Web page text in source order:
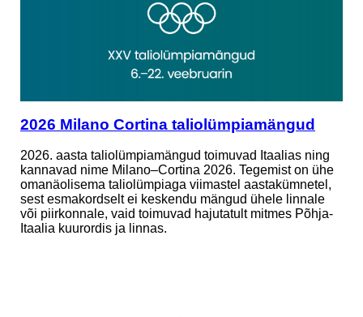
2026 Milano Cortina taliolümpiamängud
2026. aasta taliolümpiamängud toimuvad Itaalias ning
kannavad nime Milano–Cortina 2026. Tegemist on ühe
omanäolisema taliolümpiaga viimastel aastakümnetel,
sest esmakordselt ei keskendu mängud ühele linnale
või piirkonnale, vaid toimuvad hajutatult mitmes Põhja-
Itaalia kuurordis ja linnas.